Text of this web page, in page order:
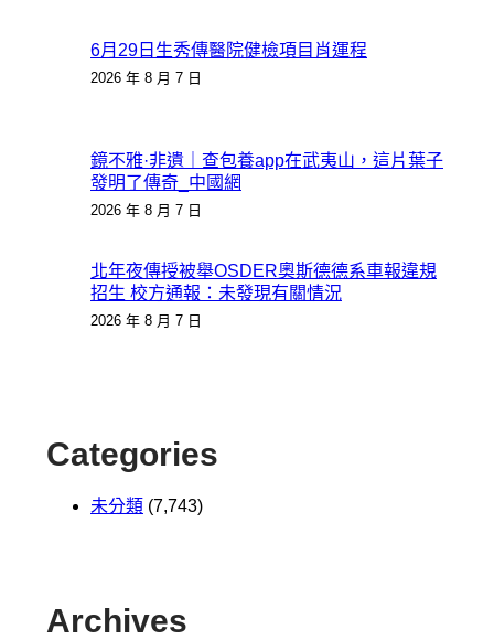
6月29日生秀傳醫院健檢項目肖運程
2026 年 8 月 7 日
鏡不雅·非遺｜查包養app在武夷山，這片葉子
發明了傳奇_中國網
2026 年 8 月 7 日
北年夜傳授被舉OSDER奧斯德德系車報違規
招生 校方通報：未發現有關情況
2026 年 8 月 7 日
Categories
未分類 (7,743)
Archives